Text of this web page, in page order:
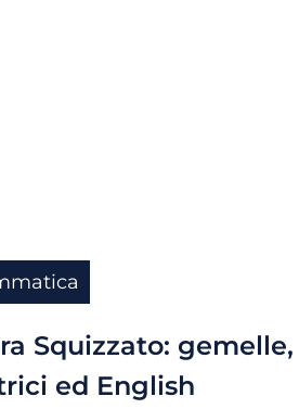
Squizzato: gemelle,
ed English